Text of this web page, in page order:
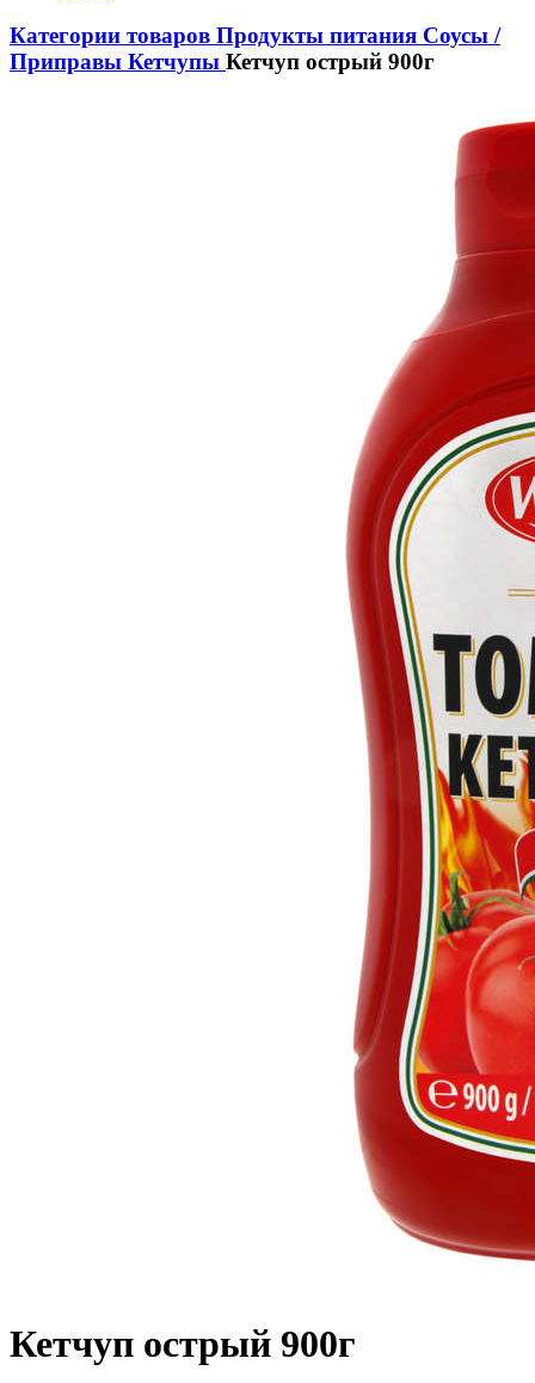
Категории товаров Продукты питания Соусы /
Приправы Кетчупы Кетчуп острый 900г
Кетчуп острый 900г